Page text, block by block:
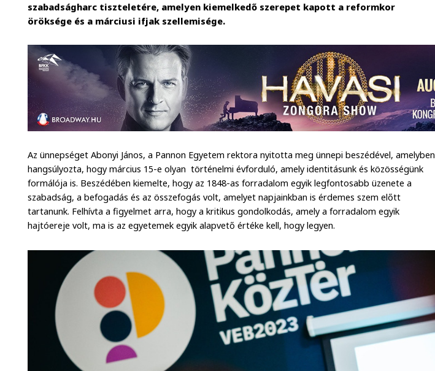
szabadságharc tiszteletére, amelyen kiemelkedő szerepet kapott a reformkor
öröksége és a márciusi ifjak szellemisége.
Az ünnepséget Abonyi János, a Pannon Egyetem rektora nyitotta meg ünnepi beszédével, amelyben
hangsúlyozta, hogy március 15-e olyan történelmi évforduló, amely identitásunk és közösségünk
formálója is. Beszédében kiemelte, hogy az 1848-as forradalom egyik legfontosabb üzenete a
szabadság, a befogadás és az összefogás volt, amelyet napjainkban is érdemes szem előtt
tartanunk. Felhívta a figyelmet arra, hogy a kritikus gondolkodás, amely a forradalom egyik
hajtóereje volt, ma is az egyetemek egyik alapvető értéke kell, hogy legyen.